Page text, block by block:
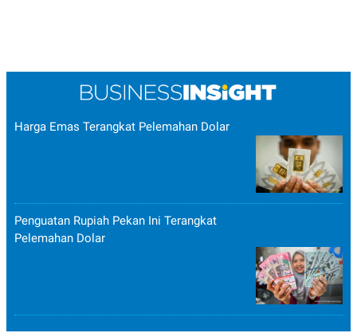
Harga Emas Terangkat Pelemahan Dolar
Penguatan Rupiah Pekan Ini Terangkat
Pelemahan Dolar